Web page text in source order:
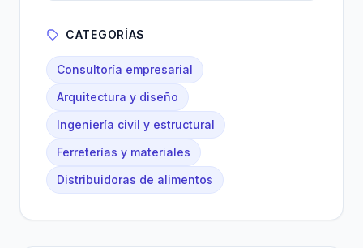
CATEGORÍAS
Consultoría empresarial
Arquitectura y diseño
Ingeniería civil y estructural
Ferreterías y materiales
Distribuidoras de alimentos